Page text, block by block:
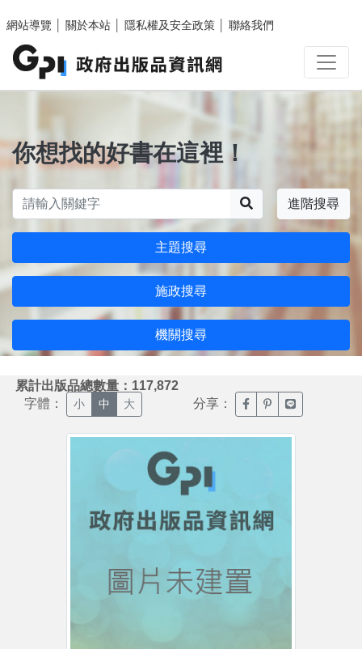
網站導覽
關於本站 隱私權及安全政策 聯絡我們
你想找的好書在這裡！
進階搜尋
主題搜尋
施政搜尋
機關搜尋
累計出版品總數量：117,872
字體： 小 中 大 分享： 臉書分享(另開新視窗)
噗浪分享(另開新
Line分享(另